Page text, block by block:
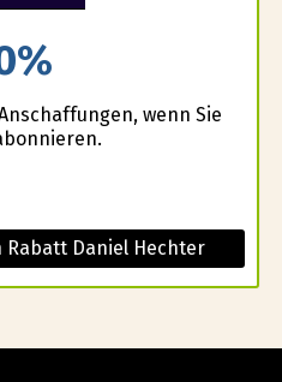
wenn Sie
Rabatt Daniel Hechter